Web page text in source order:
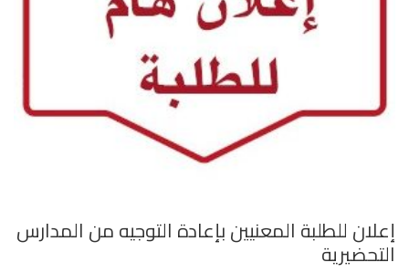
إعلان للطلبة المعنيين بإعادة التوجيه من المدارس
التحضيرية